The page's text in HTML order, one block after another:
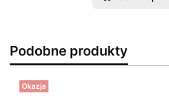
Podobne produkty
Okazja